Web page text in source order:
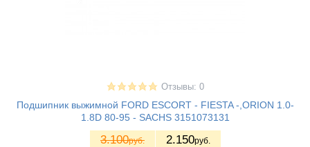
Отзывы: 0
Подшипник выжимной FORD ESCORT - FIESTA -,ORION 1.0-
1.8D 80-95 - SACHS 3151073131
3.100руб. 2.150руб.